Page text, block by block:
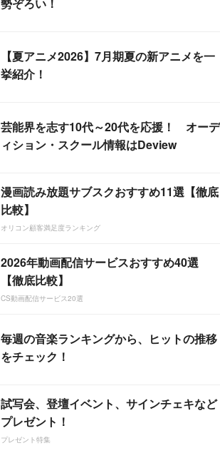
勢ぞろい！
【夏アニメ2026】7月期夏の新アニメを一
挙紹介！
芸能界を志す10代～20代を応援！ オーデ
ィション・スクール情報はDeview
漫画読み放題サブスクおすすめ11選【徹底
比較】
オリコン顧客満足度ランキング
2026年動画配信サービスおすすめ40選
【徹底比較】
CS動画配信サービス20選
毎週の音楽ランキングから、ヒットの推移
をチェック！
試写会、登壇イベント、サインチェキなど
プレゼント！
プレゼント特集